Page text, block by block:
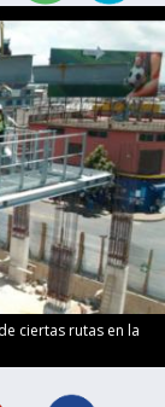
ciertas rutas en la